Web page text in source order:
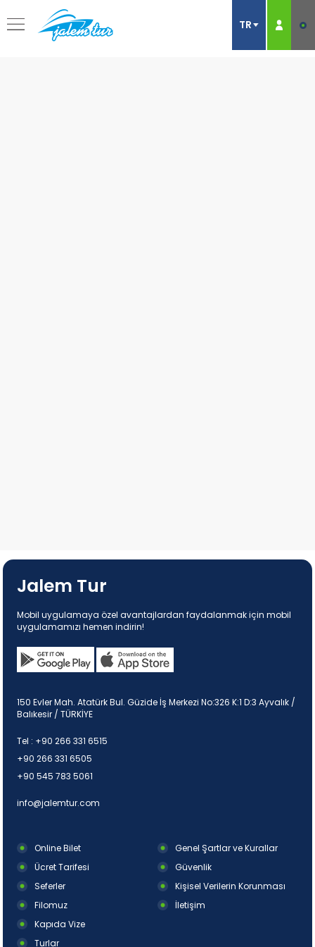
Jalem Tur
Mobil uygulamaya özel avantajlardan faydalanmak için mobil
uygulamamızı hemen indirin!
150 Evler Mah. Atatürk Bul. Güzide İş Merkezi No:326 K:1 D:3 Ayvalık /
Balıkesir / TÜRKİYE
Tel : +90 266 331 6515
+90 266 331 6505
+90 545 783 5061
info@jalemtur.com
Online Bilet
Ücret Tarifesi
Seferler
Filomuz
Kapıda Vize
Turlar
Genel Şartlar ve Kurallar
Güvenlik
Kişisel Verilerin Korunması
İletişim